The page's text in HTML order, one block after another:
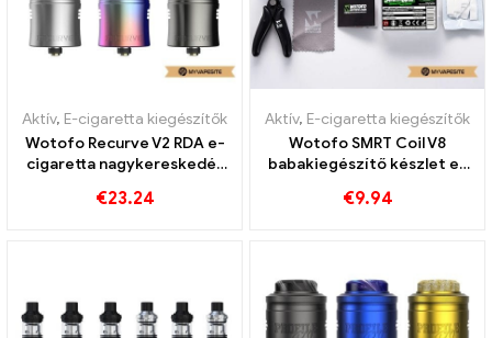
Aktív, E-cigaretta kiegészítők
Wotofo Recurve V2 RDA e-
cigaretta nagykereskedés
€23.24
Aktív, E-cigaretta kiegészítők
Wotofo SMRT Coil V8
babakiegészítő készlet e-
丨Egyedi
€9.94